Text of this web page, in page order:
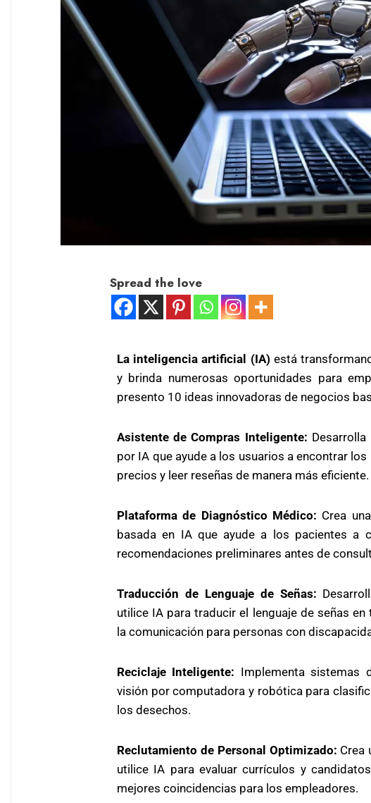
Spread the love
La inteligencia artificial (IA) está
y brinda numerosas oportunidades para
presento 10 ideas innovadoras de negocios
Asistente de Compras Inteligente:
por IA que ayude a los usuarios a encontrar
precios y leer reseñas de manera más eficiente.
Plataforma de Diagnóstico Médico: Crea
basada en IA que ayude a los pacientes a
recomendaciones preliminares antes de
Traducción de Lenguaje de Señas:
utilice IA para traducir el lenguaje de señas
la comunicación para personas con
Reciclaje Inteligente: Implementa sistemas
visión por computadora y robótica para
los desechos.
Reclutamiento de Personal Optimizado: Crea
utilice IA para evaluar currículos y
mejores coincidencias para los empleadores.